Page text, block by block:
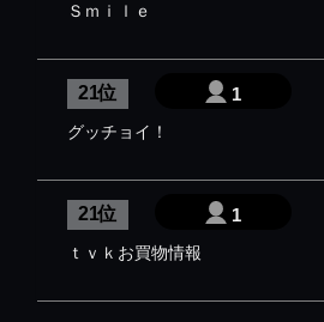
Ｓｍｉｌｅ
21 位 1
グッチョイ！
21 位 1
ｔｖｋお買物情報